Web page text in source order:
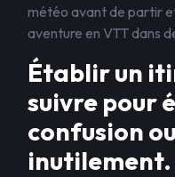
météo avant de partir
aventure en VTT dans
Établir un
suivre pour
confusion
inutilement.